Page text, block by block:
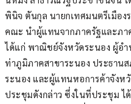
พินิจ ตันกุล นายกเทศมนตรีเมือง
คณะ นำผู้แทนจากภาครัฐและภา
ได้แก่ พาณิชย์จังหวัดระนอง ผู้อำ
ท่าภูมิภาคสาขาระนอง ประธาน
ระนอง และผู้แทนหอการค้าจังหวั
ประชุมดังกล่าว ซึ่งในที่ประชุม ไ